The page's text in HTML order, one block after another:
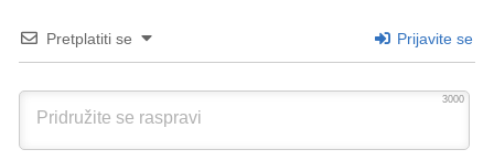
Pretplatiti se Prijavite se
3000